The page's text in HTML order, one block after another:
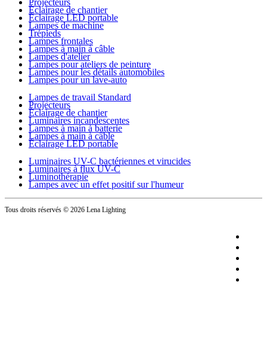
Éclairage de chantier
Éclairage LED portable
Lampes de machine
Trépieds
Lampes frontales
Lampes à main à câble
Lampes d'atelier
Lampes pour ateliers de peinture
Lampes pour les détails automobiles
Lampes pour un lave-auto
Lampes de travail Standard
Projecteurs
Éclairage de chantier
Luminaires incandescentes
Lampes à main à batterie
Lampes à main à câble
Éclairage LED portable
Luminaires UV-C bactériennes et virucides
Luminaires à flux UV-C
Luminothérapie
Lampes avec un effet positif sur l'humeur
Tous droits réservés © 2026 Lena Lighting